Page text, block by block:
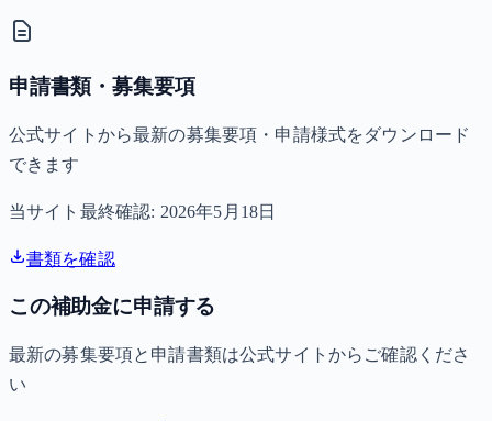
申請書類・募集要項
公式サイトから最新の募集要項・申請様式をダウンロード
できます
当サイト最終確認: 2026年5月18日
書類を確認
この補助金に申請する
最新の募集要項と申請書類は公式サイトからご確認くださ
い